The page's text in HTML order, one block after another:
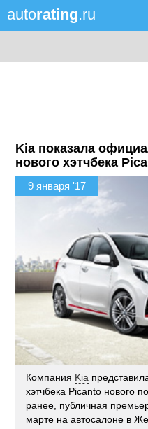
autorating.ru
Kia показала
нового хэтчбека
9 января '17
Компания Kia
хэтчбека Picanto нового
ранее, публичная
марте на автосалоне в